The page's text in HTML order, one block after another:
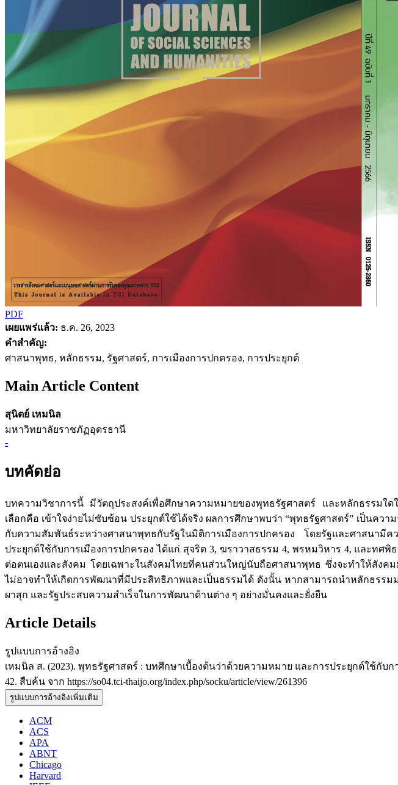
PDF
เผยแพร่แล้ว: ธ.ค. 26, 2023
คำสำคัญ:
ศาสนาพุทธ, หลักธรรม, รัฐศาสตร์, การเมืองการปกครอง, การประยุกต์
Main Article Content
สุนิตย์ เหมนิล
มหาวิทยาลัยราชภัฏอุดรธานี
-
บทคัดย่อ
บทความวิชาการนี้ มีวัตถุประสงค์เพื่อศึกษาความหมายของพุทธรัฐศาสตร์ และหลักธรรมใ
เลือกคือ เข้าใจง่ายไม่ซับซ้อน ประยุกต์ใช้ได้จริง ผลการศึกษาพบว่า “พุทธรัฐศาสตร์” เป็นค
กับความสัมพันธ์ระหว่างศาสนาพุทธกับรัฐในมิติการเมืองการปกครอง โดยรัฐและศาสนา
ประยุกต์ใช้กับการเมืองการปกครอง ได้แก่ สุจริต 3, ฆราวาสธรรม 4, พรหมวิหาร 4, และท
ต่อตนเองและสังคม โดยเฉพาะในสังคมไทยที่คนส่วนใหญ่นับถือศาสนาพุทธ ซึ่งจะทำให้สังค
ไม่อาจทำให้เกิดการพัฒนาที่มีประสิทธิภาพและเป็นธรรมได้ ดังนั้น หากสามารถนำหลักธรรม
ผาสุก และรัฐประสบความสำเร็จในการพัฒนาด้านต่าง ๆ อย่างมั่นคงและยั่งยืน
Article Details
รูปแบบการอ้างอิง
เหมนิล ส. (2023). พุทธรัฐศาสตร์ : บทศึกษาเบื้องต้นว่าด้วยความหมาย และการประยุกต์ใช้กับก
42. สืบค้น จาก https://so04.tci-thaijo.org/index.php/socku/article/view/261396
รูปแบบการอ้างอิงเพิ่มเติม
ACM
ACS
APA
ABNT
Chicago
Harvard